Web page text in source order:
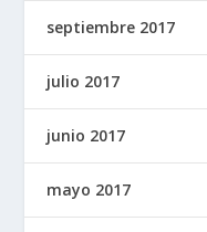
septiembre 2017
julio 2017
junio 2017
mayo 2017